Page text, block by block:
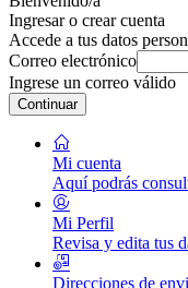
Ingresar o crear cuenta
Accede a tus datos
Correo electrónico
Ingrese un correo válido
Continuar
Mi cuenta
Aquí podrás
Mi Perfil
Revisa y edita tus
Direcciones de